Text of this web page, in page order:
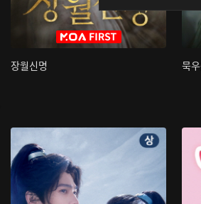
장월신명 묵